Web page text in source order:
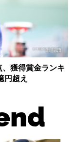
、獲得賞金ランキ
円超え